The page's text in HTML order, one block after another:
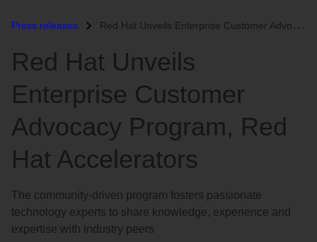
Press releases Red Hat Unveils Enterprise Customer Advocacy Program, Red Hat Accelera...
Red Hat Unveils
Enterprise Customer
Advocacy Program, Red
Hat Accelerators
The community-driven program fosters passionate
technology experts to share knowledge, experience and
expertise with industry peers